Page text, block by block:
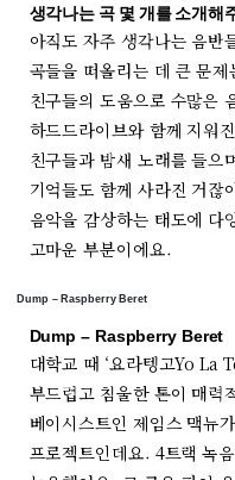
생각나는 곡 몇 개를 소개해
아직도 자주 생각나는 음반
곡들을 떠올리는 데 큰 문
친구들의 도움으로 수많은
하드드라이브와 함께 지워
친구들과 밤새 노래를 들으
기억들도 함께 사라진 거잖
음악을 감상하는 태도에 다
고마운 부분이에요.
Dump – Raspberry Beret
Dump – Raspberry Beret
대학교 때 ‘요라텡고Yo La
부드럽고 침울한 톤이 매력
베이시스트인 제임스 맥뉴
프로젝트인데요. 4트랙 녹